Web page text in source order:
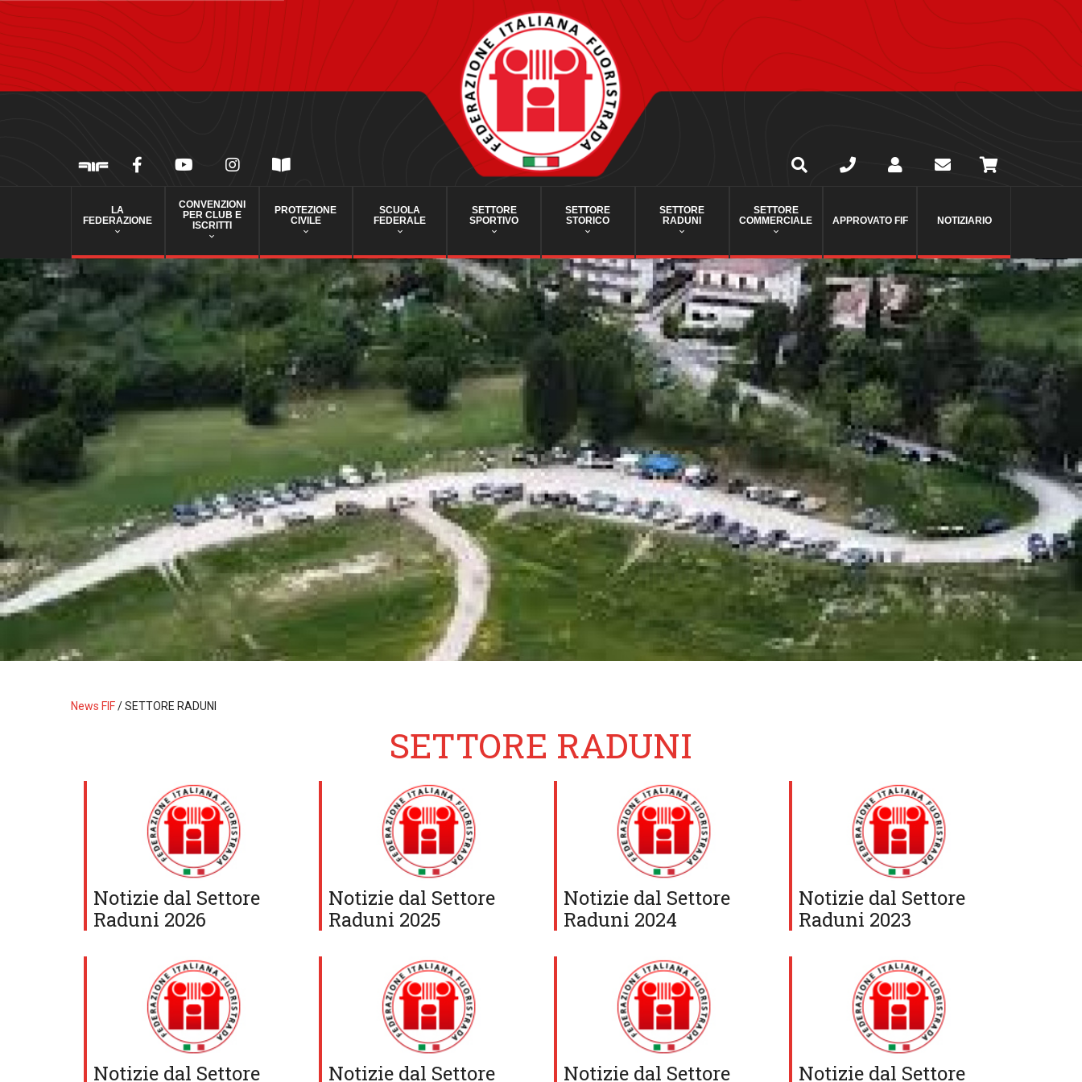
LA
FEDERAZIONE
CONVENZIONI
PER CLUB E
ISCRITTI
PROTEZIONE
CIVILE
SCUOLA
FEDERALE
SETTORE
SPORTIVO
SETTORE
STORICO
SETTORE
RADUNI
SETTORE
COMMERCIALE
APPROVATO FIF NOTIZIARIO
News FIF/SETTORE RADUNI
SETTORE RADUNI
Notizie dal Settore
Raduni 2026
Notizie dal Settore
Raduni 2025
Notizie dal Settore
Raduni 2024
Notizie dal Settore
Raduni 2023
Notizie dal Settore Notizie dal Settore Notizie dal Settore Notizie dal Settore